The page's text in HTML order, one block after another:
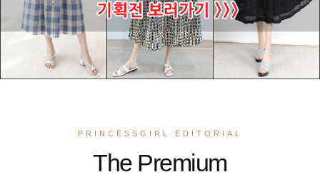
PRINCESSGIRL EDITORIAL
The Premium